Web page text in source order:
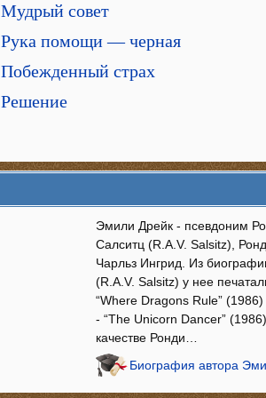
Мудрый совет
Рука помощи — черная
Побежденный страх
Решение
Эмили Дрейк - псевдоним
Салситц (R.A.V. Salsitz),
Чарльз Ингрид. Из
(R.A.V. Salsitz) у нее
“Where Dragons Rule”
- “The Unicorn Dancer”
качестве Ронди…
Биография автора